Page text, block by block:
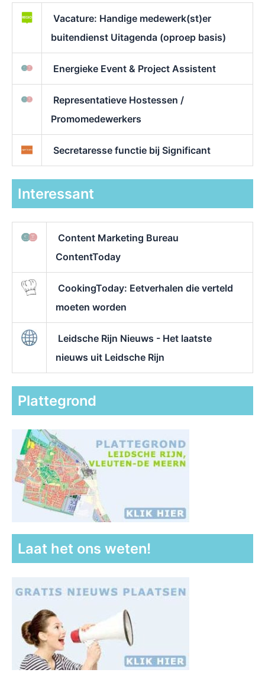
Vacature: Handige medewerk(st)er
buitendienst Uitagenda (oproep basis)
Energieke Event & Project Assistent
Representatieve Hostessen /
Promomedewerkers
Secretaresse functie bij Significant
Interessant
Content Marketing Bureau
ContentToday
CookingToday: Eetverhalen die verteld
moeten worden
Leidsche Rijn Nieuws - Het laatste
nieuws uit Leidsche Rijn
Plattegrond
Laat het ons weten!